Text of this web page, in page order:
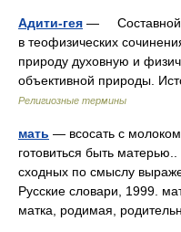
Адити-гея — Составной
в теофизических
природу духовную и
объективной природы.
Религиозные термины
мать — всосать с
готовиться быть
сходных по смыслу
Русские словари, 1999.
матка, родимая,